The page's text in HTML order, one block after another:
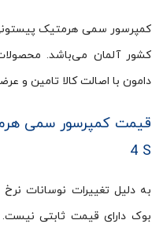
کشور آلمان می‌باشد.
دامون با اصالت کالا تامین و
4 S
به دلیل تغییرات نوسانات
بوک دارای قیمت ثابتی نیست.